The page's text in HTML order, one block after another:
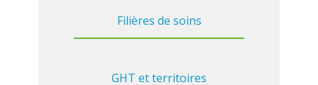
Filières de soins
GHT et territoires